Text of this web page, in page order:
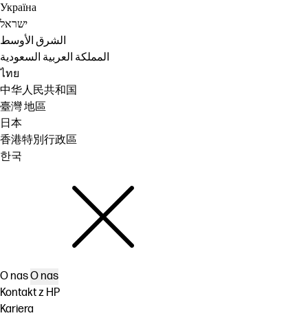
Україна
ישראל
الشرق الأوسط
المملكة العربية السعودية
ไทย
中华人民共和国
臺灣 地區
日本
香港特別行政區
한국
O nasO nas
Kontakt z HP
Kariera